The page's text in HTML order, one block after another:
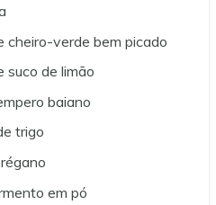
cheiro-verde bem picado
suco de limão
baiano
trigo
em pó